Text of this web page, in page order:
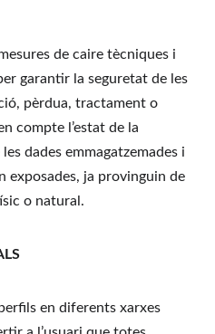
de caire tècniques i
garantir la seguretat de les
pèrdua, tractament o
compte l’estat de la
dades emmagatzemades i
exposades, ja provinguin de
o natural.
en diferents xarxes